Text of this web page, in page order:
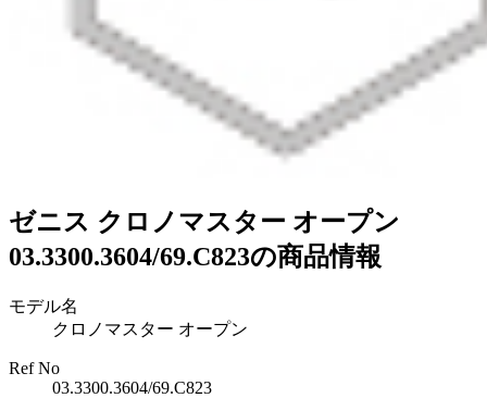
ゼニス クロノマスター オープン
03.3300.3604/69.C823の商品情報
モデル名
クロノマスター オープン
Ref No
03.3300.3604/69.C823